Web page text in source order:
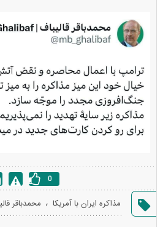
خطا
0
مذاکره ایران با آمریکا ، محمدباقر